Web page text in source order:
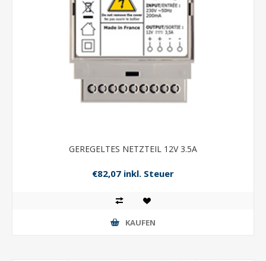
GEREGELTES NETZTEIL 12V 3.5A
€82,07 inkl. Steuer
KAUFEN